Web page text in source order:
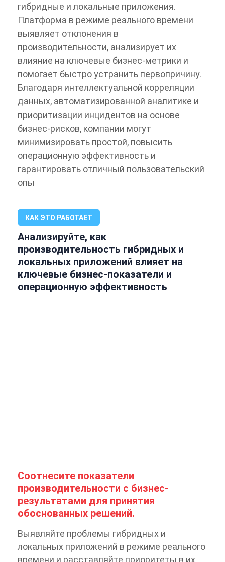
гибридные и локальные приложения.
Платформа в режиме реального времени
выявляет отклонения в
производительности, анализирует их
влияние на ключевые бизнес-метрики и
помогает быстро устранить первопричину.
Благодаря интеллектуальной корреляции
данных, автоматизированной аналитике и
приоритизации инцидентов на основе
бизнес-рисков, компании могут
минимизировать простой, повысить
операционную эффективность и
гарантировать отличный пользовательский
опы
КАК ЭТО РАБОТАЕТ
Анализируйте, как
производительность гибридных и
локальных приложений влияет на
ключевые бизнес-показатели и
операционную эффективность
Соотнесите показатели
производительности с бизнес-
результатами для принятия
обоснованных решений.
Выявляйте проблемы гибридных и
локальных приложений в режиме реального
времени и расставляйте приоритеты в их